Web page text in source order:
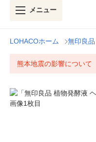
メニュー
LOHACOホーム 無印良品
熊本地震の影響について